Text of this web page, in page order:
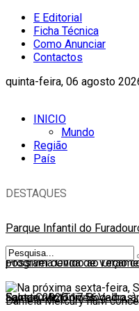
E Editorial
Ficha Técnica
Como Anunciar
Contactos
quinta-feira, 06 agosto
INICIO
Mundo
Região
País
DESTAQUES
Parque Infantil do
possível devido ao
agosto 2026 17:56
Programa Onda de Verão
Santa Cruz (Torres Vedras)
Faleceu António Bogalho,